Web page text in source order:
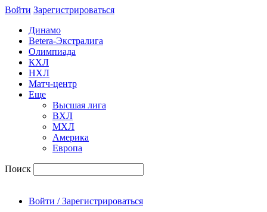
Войти Зарегиcтрироваться
Динамо
Betera-Экстралига
Олимпиада
КХЛ
НХЛ
Матч-центр
Еще
Высшая лига
ВХЛ
МХЛ
Америка
Европа
Поиск
Войти / Зарегистрироваться